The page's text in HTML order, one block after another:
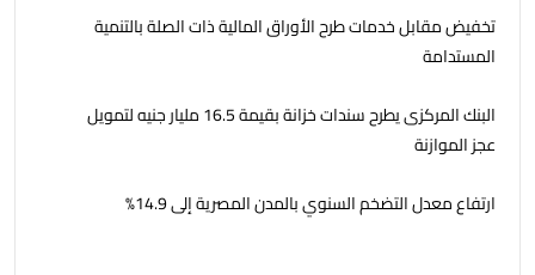
تخفيض مقابل خدمات طرح الأوراق المالية ذات الصلة بالتنمية
المستدامة
البنك المركزى يطرح سندات خزانة بقيمة 16.5 مليار جنيه لتمويل
عجز الموازنة
ارتفاع معدل التضخم السنوي بالمدن المصرية إلى 14.9%